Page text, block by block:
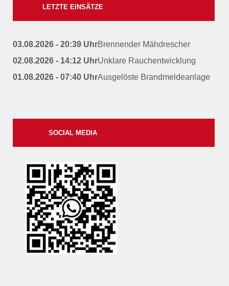
LETZTE EINSÄTZE
03.08.2026 - 20:39 UhrBrennender Mähdrescher
02.08.2026 - 14:12 UhrUnklare Rauchentwicklung
01.08.2026 - 07:40 UhrAusgelöste Brandmeldeanlage
SOCIAL MEDIA